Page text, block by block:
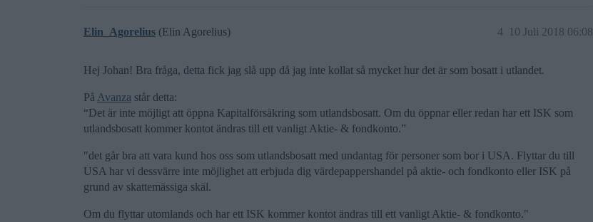
Elin_Agorelius (Elin Agorelius) 10 Juli 2018 06:08
4
Hej Johan! Bra fråga, detta fick jag slå upp då jag inte kollat så mycket hur det är som bosatt i utlandet.
På Avanza står detta:
“Det är inte möjligt att öppna Kapitalförsäkring som utlandsbosatt. Om du öppnar eller redan har ett ISK som
utlandsbosatt kommer kontot ändras till ett vanligt Aktie- & fondkonto.”
"det går bra att vara kund hos oss som utlandsbosatt med undantag för personer som bor i USA. Flyttar du till
USA har vi dessvärre inte möjlighet att erbjuda dig värdepappershandel på aktie- och fondkonto eller ISK på
grund av skattemässiga skäl.
Om du flyttar utomlands och har ett ISK kommer kontot ändras till ett vanligt Aktie- & fondkonto."